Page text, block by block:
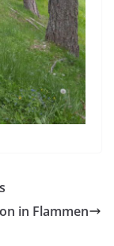
in Flammen